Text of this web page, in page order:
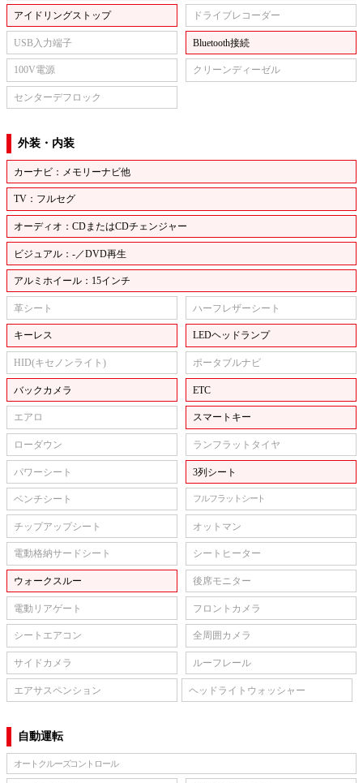
アイドリングストップ ドライブレコーダー
USB入力端子 Bluetooth接続
100V電源 クリーンディーゼル
センターデフロック
外装・内装
カーナビ：メモリーナビ他
TV：フルセグ
オーディオ：CDまたはCDチェンジャー
ビジュアル：-／DVD再生
アルミホイール：15インチ
革シート ハーフレザーシート
キーレス LEDヘッドランプ
HID(キセノンライト) ポータブルナビ
バックカメラ ETC
エアロ スマートキー
ローダウン ランフラットタイヤ
パワーシート 3列シート
ベンチシート フルフラットシート
チップアップシート オットマン
電動格納サードシート シートヒーター
ウォークスルー 後席モニター
電動リアゲート フロントカメラ
シートエアコン 全周囲カメラ
サイドカメラ ルーフレール
エアサスペンション ヘッドライトウォッシャー
自動運転
オートクルーズコントロール